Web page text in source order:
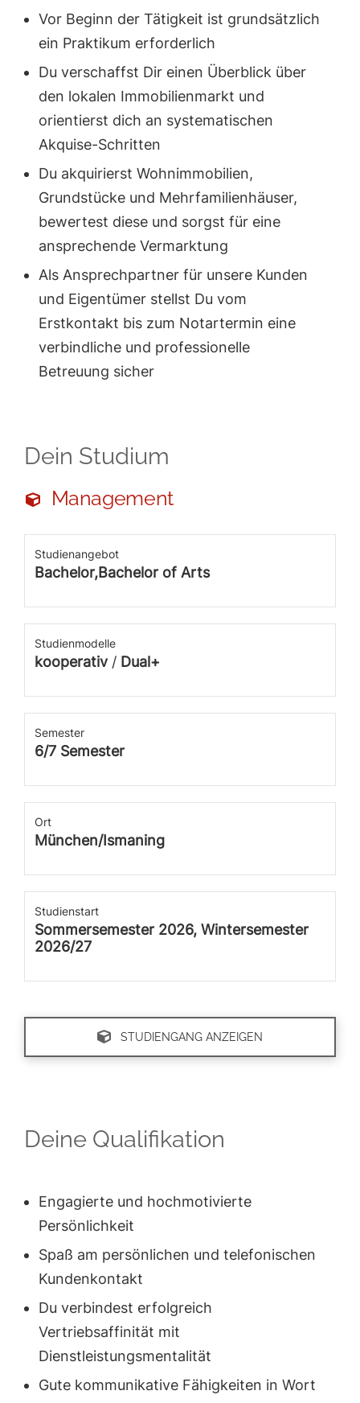
Vor Beginn der Tätigkeit ist grundsätzlich
ein Praktikum erforderlich
Du verschaffst Dir einen Überblick über
den lokalen Immobilienmarkt und
orientierst dich an systematischen
Akquise-Schritten
Du akquirierst Wohnimmobilien,
Grundstücke und Mehrfamilienhäuser,
bewertest diese und sorgst für eine
ansprechende Vermarktung
Als Ansprechpartner für unsere Kunden
und Eigentümer stellst Du vom
Erstkontakt bis zum Notartermin eine
verbindliche und professionelle
Betreuung sicher
Dein Studium
Management
Studienangebot
Bachelor,Bachelor of Arts
Studienmodelle
kooperativ/ Dual+
Semester
6/7 Semester
Ort
München/Ismaning
Studienstart
Sommersemester 2026, Wintersemester
2026/27
STUDIENGANG ANZEIGEN
Deine Qualifikation
Engagierte und hochmotivierte
Persönlichkeit
Spaß am persönlichen und telefonischen
Kundenkontakt
Du verbindest erfolgreich
Vertriebsaffinität mit
Dienstleistungsmentalität
Gute kommunikative Fähigkeiten in Wort